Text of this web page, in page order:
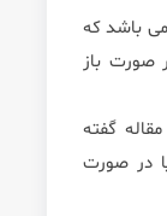
باشد که
صورت باز
گفته
در صورت